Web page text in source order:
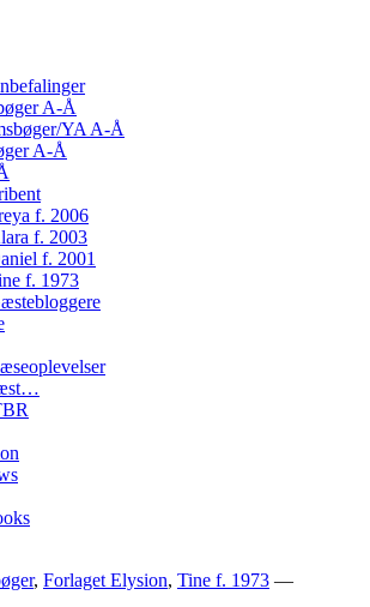
A-Å
YA A-Å
A-Å
f. 2006
f. 2003
f. 2001
f. 1973
, Forlaget Elysion, Tine f. 1973 —